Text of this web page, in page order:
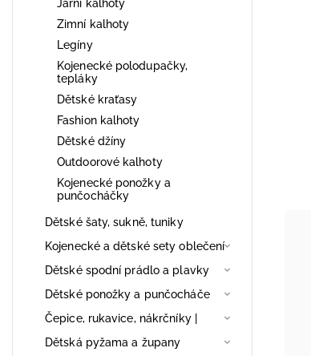
Jarní kalhoty
Zimní kalhoty
Legíny
Kojenecké polodupačky,
tepláky
Dětské kraťasy
Fashion kalhoty
Dětské džíny
Outdoorové kalhoty
Kojenecké ponožky a
punčocháčky
Dětské šaty, sukně, tuniky
Kojenecké a dětské sety oblečení
Dětské spodní prádlo a plavky
Dětské ponožky a punčocháče
Čepice, rukavice, nákrčníky |
Dětská pyžama a župany